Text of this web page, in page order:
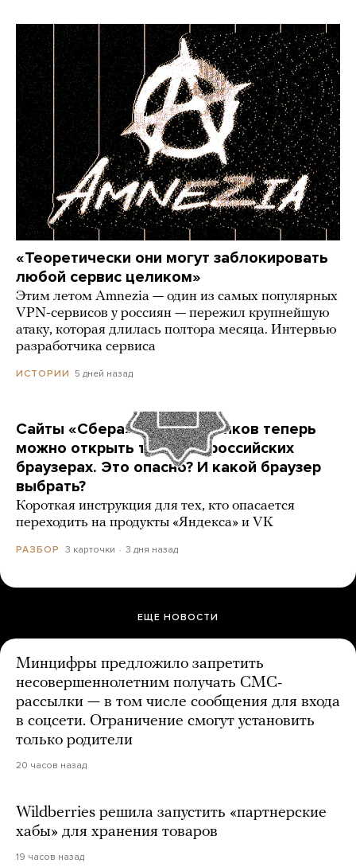
«Теоретически они могут заблокировать
любой сервис целиком»
Этим летом Amnezia — один из самых популярных
VPN-сервисов у россиян — пережил крупнейшую
атаку, которая длилась полтора месяца. Интервью
разработчика сервиса
ИСТОРИИ 5 дней назад
Сайты «Сбера» и других банков теперь
можно открыть только в российских
браузерах. Это опасно? И какой браузер
выбрать?
Короткая инструкция для тех, кто опасается
переходить на продукты «Яндекса» и VK
РАЗБОР 3 карточки 3 дня назад
ЕЩЕ НОВОСТИ
Минцифры предложило запретить
несовершеннолетним получать СМС-
рассылки — в том числе сообщения для входа
в соцсети. Ограничение смогут установить
только родители
20 часов назад
Wildberries решила запустить «партнерские
хабы» для хранения товаров
19 часов назад